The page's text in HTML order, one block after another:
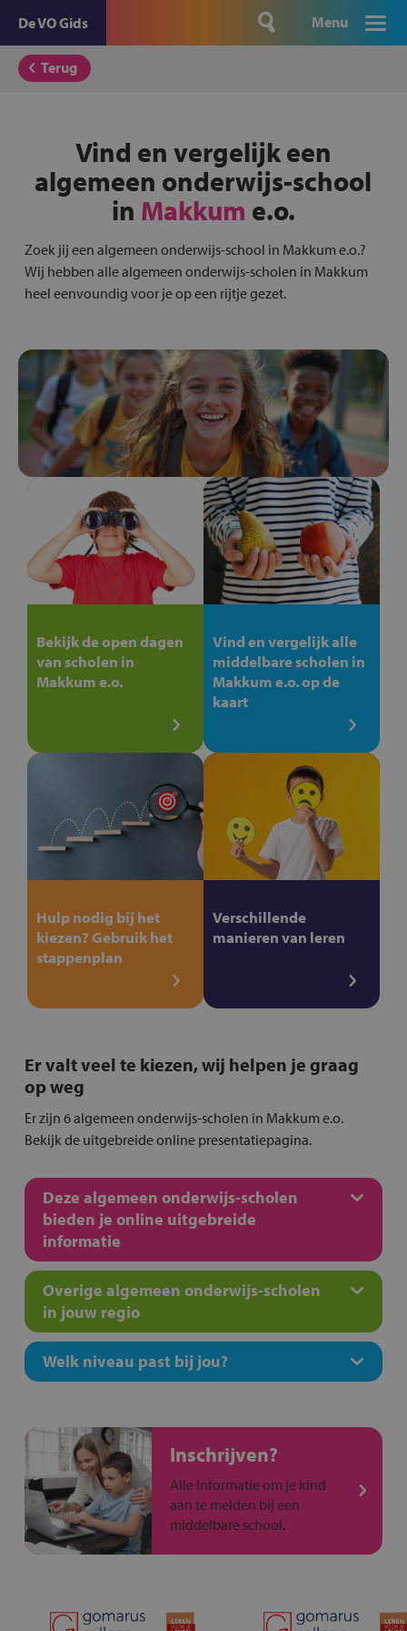
De VO Gids Menu
Terug
Vind en vergelijk een
algemeen onderwijs-school
in Makkum e.o.
Zoek jij een algemeen onderwijs-school in Makkum e.o.?
Wij hebben alle algemeen onderwijs-scholen in Makkum
heel eenvoundig voor je op een rijtje gezet.
Bekijk de open dagen
van scholen in
Makkum e.o.
Vind en vergelijk alle
middelbare scholen in
Makkum e.o. op de
kaart
Hulp nodig bij het
kiezen? Gebruik het
stappenplan
Verschillende
manieren van leren
Er valt veel te kiezen, wij helpen je graag
op weg
Er zijn 6 algemeen onderwijs-scholen in Makkum e.o.
Bekijk de uitgebreide online presentatiepagina.
Deze algemeen onderwijs-scholen
bieden je online uitgebreide
informatie
Overige algemeen onderwijs-scholen
in jouw regio
Welk niveau past bij jou?
Inschrijven?
Alle informatie om je kind
aan te melden bij een
middelbare school.